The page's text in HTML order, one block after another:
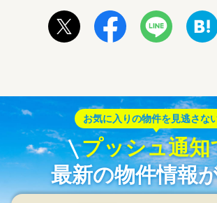
お気に入りの物件を見逃さな
プッシュ通知
最新の物件情報